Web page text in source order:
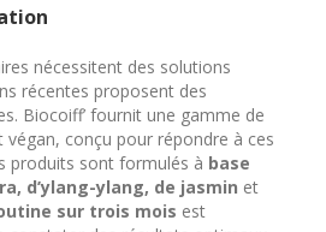
nécessitent des solutions
récentes proposent des
Biocoiff’ fournit une gamme de
végan, conçu pour répondre à ces
produits sont formulés à base
d’ylang-ylang, de jasmin et
sur trois mois est